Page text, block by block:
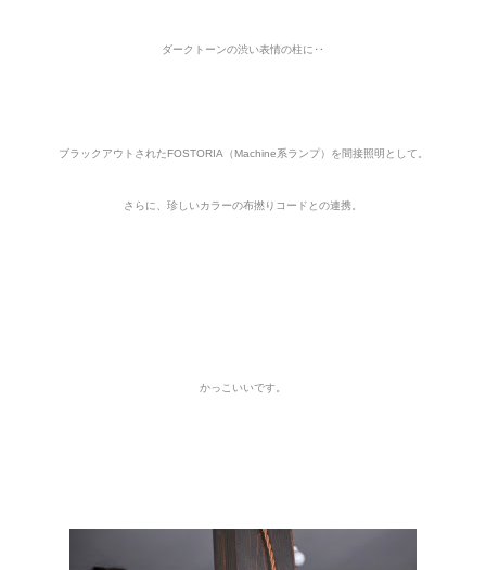
ダークトーンの渋い表情の柱に‥
ブラックアウトされたFOSTORIA（Machine系ランプ）を間接照明として。
さらに、珍しいカラーの布撚りコードとの連携。
かっこいいです。